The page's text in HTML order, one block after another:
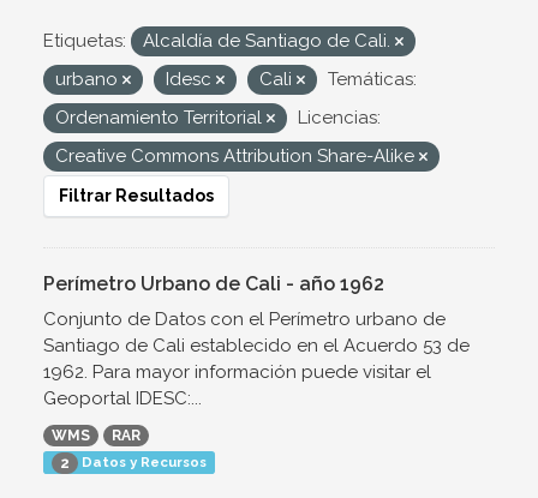
Etiquetas:
Alcaldía de Santiago de Cali.
urbano
Idesc Cali
Temáticas:
Ordenamiento Territorial
Licencias:
Creative Commons Attribution Share-Alike
Filtrar Resultados
Perímetro Urbano de Cali - año 1962
Conjunto de Datos con el Perímetro urbano de
Santiago de Cali establecido en el Acuerdo 53 de
1962. Para mayor información puede visitar el
Geoportal IDESC:...
WMS
RAR
2 Datos y Recursos